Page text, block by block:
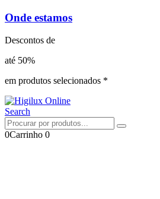
Onde estamos
Descontos de
até 50%
em produtos selecionados *
Search
0Carrinho 0